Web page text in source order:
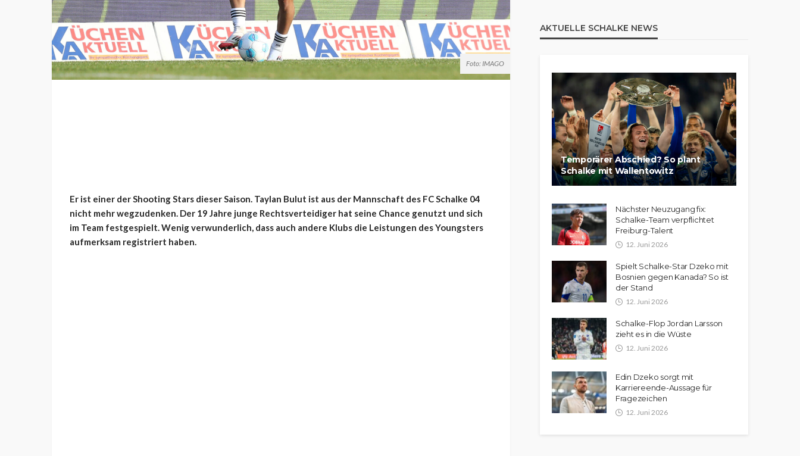
Foto: IMAGO
Er ist einer der Shooting Stars dieser Saison. Taylan Bulut ist aus der Mannschaft des FC Schalke 04
nicht mehr wegzudenken. Der 19 Jahre junge Rechtsverteidiger hat seine Chance genutzt und sich
im Team festgespielt. Wenig verwunderlich, dass auch andere Klubs die Leistungen des Youngsters
aufmerksam registriert haben.
AKTUELLE SCHALKE NEWS
Temporärer Abschied? So plant
Schalke mit Wallentowitz
Nächster Neuzugang fix:
Schalke-Team verpflichtet
Freiburg-Talent
12. Juni 2026
Spielt Schalke-Star Dzeko mit
Bosnien gegen Kanada? So ist
der Stand
12. Juni 2026
Schalke-Flop Jordan Larsson
zieht es in die Wüste
12. Juni 2026
Edin Dzeko sorgt mit
Karriereende-Aussage für
Fragezeichen
12. Juni 2026